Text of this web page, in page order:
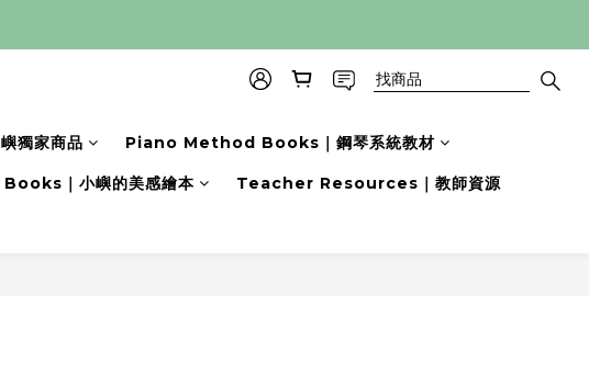
獨家商品 Piano Method Books｜鋼琴系統教材
｜小嶼的美感繪本 Teacher Resources｜教師資源